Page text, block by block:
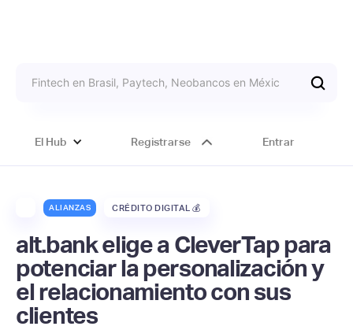
El Hub Registrarse Entrar
ALIANZAS CRÉDITO DIGITAL 💰
alt.bank elige a CleverTap para
potenciar la personalización y
el relacionamiento con sus
clientes